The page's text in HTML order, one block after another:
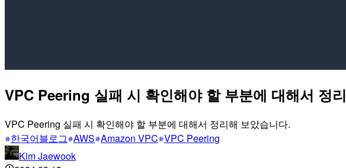
VPC Peering 실패 시 확인해야 할 부분에 대해서 정리
VPC Peering 실패 시 확인해야 할 부분에 대해서 정리해 보았습니다.
한국어블로그 AWS Amazon VPC VPC Peering
Kim Jaewook